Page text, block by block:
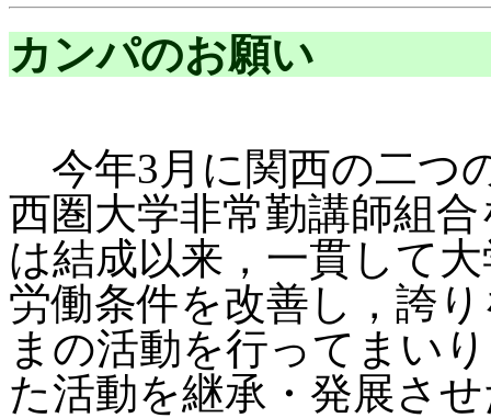
カンパのお願い
今年3月に関西の二つ
西圏大学非常勤講師組
は結成以来，一貫して
労働条件を改善し，誇
まの活動を行ってまい
た活動を継承・発展さ